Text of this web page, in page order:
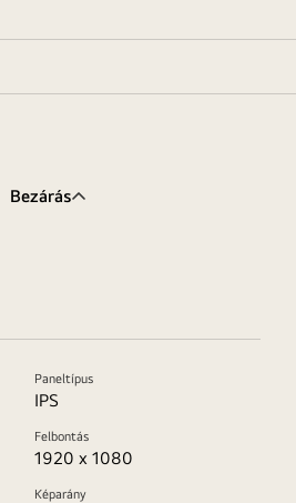
Bezárás
Paneltípus
IPS
Felbontás
1920 x 1080
Képarány